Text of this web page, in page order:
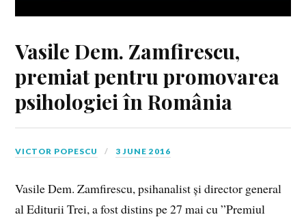
Vasile Dem. Zamfirescu,
premiat pentru promovarea
psihologiei în România
VICTOR POPESCU 3 JUNE 2016
Vasile Dem. Zamfirescu, psihanalist și director general
al Editurii Trei, a fost distins pe 27 mai cu ”Premiul